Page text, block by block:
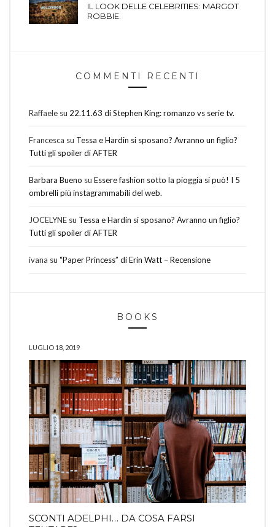
IL LOOK DELLE CELEBRITIES: MARGOT
ROBBIE.
COMMENTI RECENTI
Raffaele su 22.11.63 di Stephen King: romanzo vs serie tv.
Francesca su Tessa e Hardin si sposano? Avranno un figlio?
Tutti gli spoiler di AFTER
Barbara Bueno su Essere fashion sotto la pioggia si può! I 5
ombrelli più instagrammabili del web.
JOCELYNE su Tessa e Hardin si sposano? Avranno un figlio?
Tutti gli spoiler di AFTER
ivana su “Paper Princess” di Erin Watt – Recensione
BOOKS
LUGLIO 18, 2019
SCONTI ADELPHI… DA COSA FARSI